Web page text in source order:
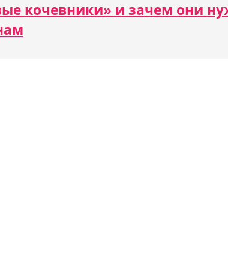
кочевники» и зачем они